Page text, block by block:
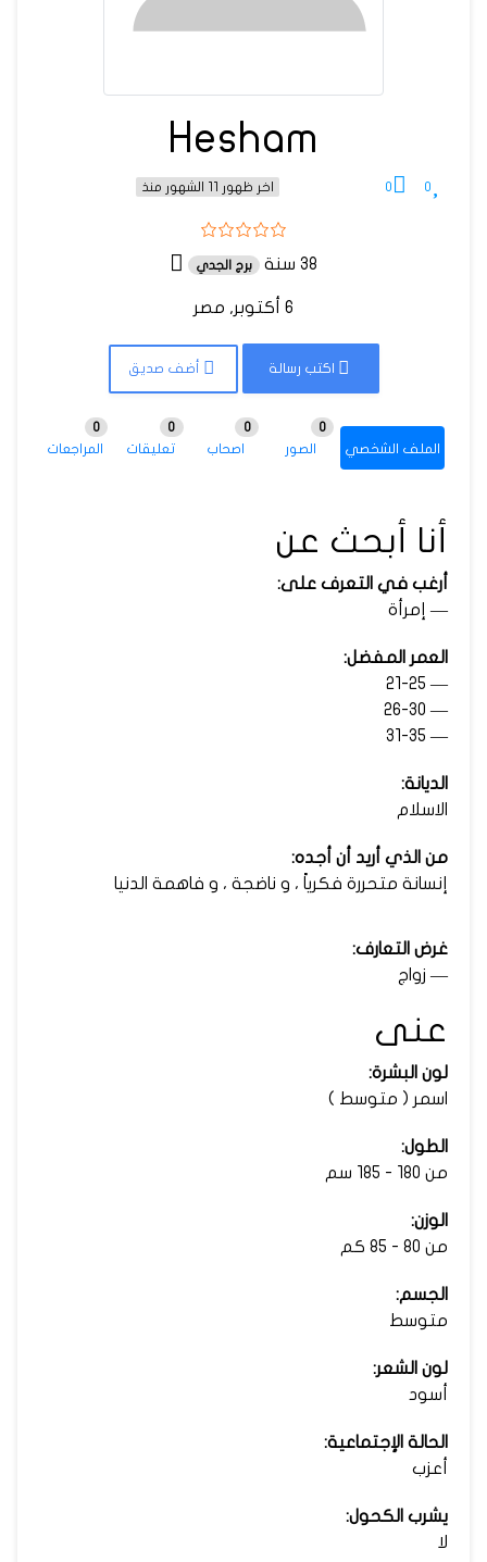
Hesham
0
0 اخر ظهور 11 الشهور منذ
38 سنة برج الجدي
6 أكتوبر, مصر
اكتب رسالة أضف صديق
الملف الشخصي الصور
0
اصحاب
0
تعليقات
0
المراجعات
0
أنا أبحث عن
أرغب في التعرف على:
— إمرأة
العمر المفضل:
— 21-25
— 26-30
— 31-35
الديانة:
الاسلام
من الذي أريد أن أجده:
إنسانة متحررة فكرياً ، و ناضجة ، و فاهمة الدنيا
غرض التعارف:
— زواج
عنى
لون البشرة:
اسمر ( متوسط )
الطول:
من 180 - 185 سم
الوزن:
من 80 - 85 كم
الجسم:
متوسط
لون الشعر:
أسود
الحالة الإجتماعية:
أعزب
يشرب الكحول:
لا